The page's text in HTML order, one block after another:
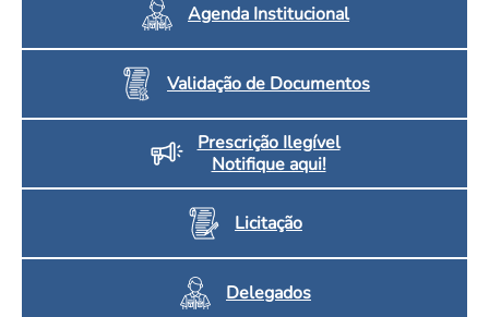
Agenda Institucional
Validação de Documentos
Prescrição Ilegível
Notifique aqui!
Licitação
Delegados